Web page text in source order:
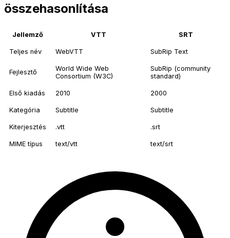
összehasonlítása
Jellemző VTT SRT
Teljes név WebVTT SubRip Text
Fejlesztő
World Wide Web
Consortium (W3C)
SubRip (community
standard)
Első kiadás 2010 2000
Kategória Subtitle Subtitle
Kiterjesztés .vtt .srt
MIME típus text/vtt text/srt